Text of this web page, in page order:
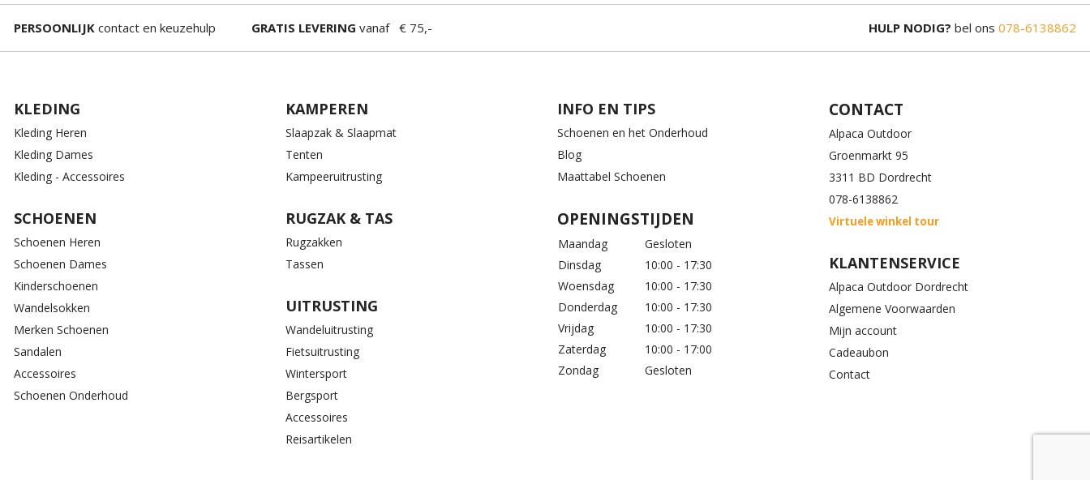
PERSOONLIJK contact en keuzehulp GRATIS LEVERING vanaf € 75,- HULP NODIG? bel ons 078-6138862
KLEDING
Kleding Heren
Kleding Dames
Kleding - Accessoires
SCHOENEN
Schoenen Heren
Schoenen Dames
Kinderschoenen
Wandelsokken
Merken Schoenen
Sandalen
Accessoires
Schoenen Onderhoud
KAMPEREN
Slaapzak & Slaapmat
Tenten
Kampeeruitrusting
RUGZAK & TAS
Rugzakken
Tassen
UITRUSTING
Wandeluitrusting
Fietsuitrusting
Wintersport
Bergsport
Accessoires
Reisartikelen
INFO EN TIPS
Schoenen en het Onderhoud
Blog
Maattabel Schoenen
OPENINGSTIJDEN
Maandag
Gesloten
Dinsdag
10:00 - 17:30
Woensdag
10:00 - 17:30
Donderdag
10:00 - 17:30
Vrijdag
10:00 - 17:30
Zaterdag
10:00 - 17:00
Zondag
Gesloten
CONTACT
Alpaca Outdoor
Groenmarkt 95
3311 BD Dordrecht
078-6138862
Virtuele winkel tour
KLANTENSERVICE
Alpaca Outdoor Dordrecht
Algemene Voorwaarden
Mijn account
Cadeaubon
Contact